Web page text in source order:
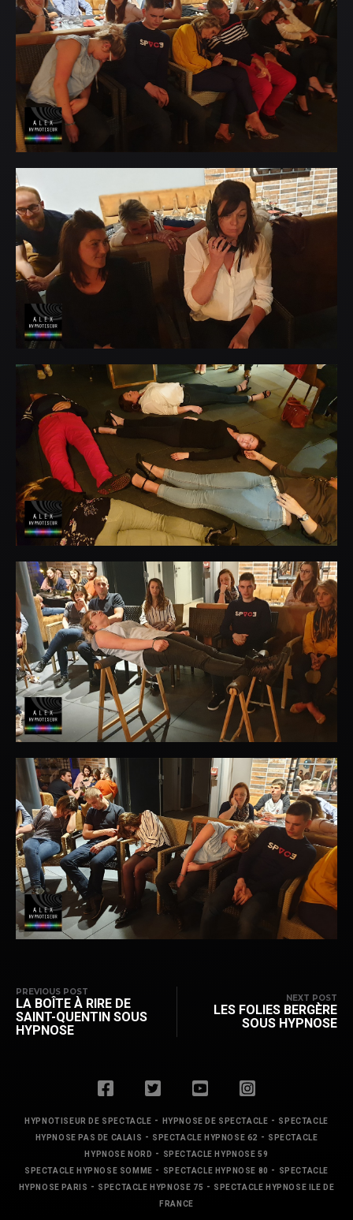
PREVIOUS POST
LA BOÎTE À RIRE DE
SAINT-QUENTIN SOUS
HYPNOSE
NEXT POST
LES FOLIES BERGÈRE
SOUS HYPNOSE
HYPNOTISEUR DE SPECTACLE - HYPNOSE DE SPECTACLE - SPECTACLE
HYPNOSE PAS DE CALAIS - SPECTACLE HYPNOSE 62 - SPECTACLE
HYPNOSE NORD -
SPECTACLE HYPNOSE 59
SPECTACLE HYPNOSE SOMME - SPECTACLE HYPNOSE 80 -
SPECTACLE
HYPNOSE PARIS - SPECTACLE HYPNOSE 75 - SPECTACLE HYPNOSE ILE DE
FRANCE